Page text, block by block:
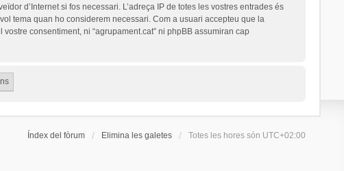
d’Internet si fos necessari. L’adreça IP de totes les vostres entrades és
tema quan ho considerem necessari. Com a usuari accepteu que la
consentiment, ni “agrupament.cat” ni phpBB assumiran cap
Índex del fòrum Elimina les galetes Totes les hores són UTC+02:00